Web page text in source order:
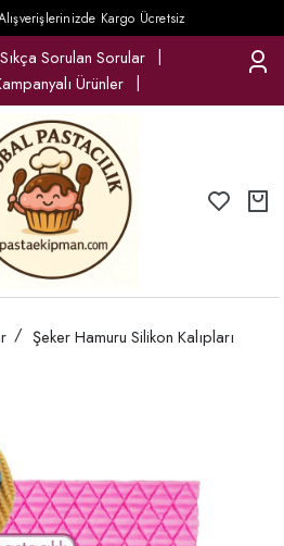
Kargo Ücretsiz
Sıkça Sorulan Sorular
Ürünler
Şeker Hamuru Silikon Kalıpları